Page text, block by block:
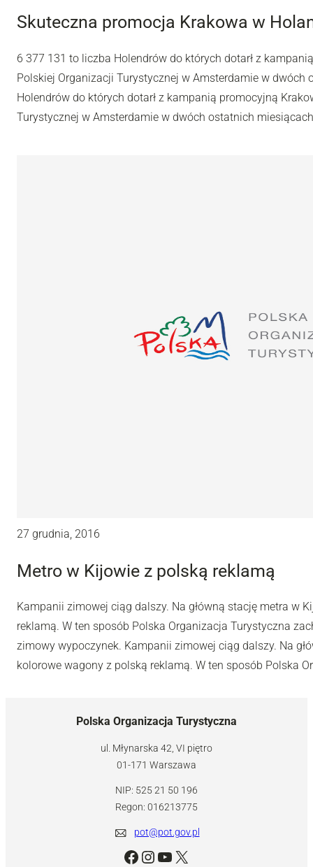
Skuteczna promocja Krakowa w
6 377 131 to liczba Holendrów do których dotarł z
Polskiej Organizacji Turystycznej w Amsterdamie w
Holendrów do których dotarł z kampanią promocyjną
Turystycznej w Amsterdamie w dwóch ostatnich
27 grudnia, 2016
Metro w Kijowie z polską reklamą
Kampanii zimowej ciąg dalszy. Na główną stację metra w
reklamą. W ten sposób Polska Organizacja Turystyczna
zimowy wypoczynek. Kampanii zimowej ciąg dalszy. Na
kolorowe wagony z polską reklamą. W ten sposób Polska
Polska Organizacja Turystyczna
ul. Młynarska 42, VI piętro
01-171 Warszawa
NIP: 525 21 50 196
Regon: 016213775
pot@pot.gov.pl
Facebook Instagram YouTube X